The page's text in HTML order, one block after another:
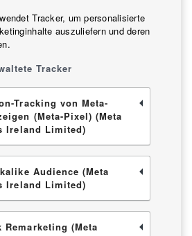
Tracker, um personalisierte
auszuliefern und deren
Tracker
Tracking von Meta-
(Meta-Pixel) (Meta
Ireland Limited)
Audience (Meta
Ireland Limited)
Remarketing (Meta